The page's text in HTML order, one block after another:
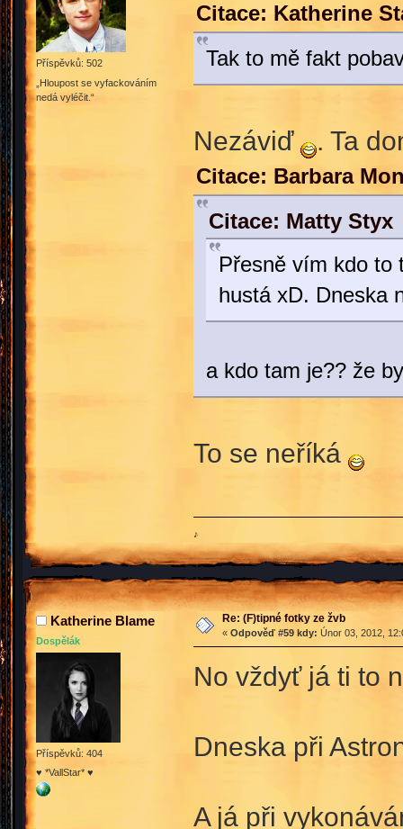
Příspěvků: 502
„Hloupost se vyfackováním
nedá vyléčit.“
Citace: Katherine
Tak to mě fakt
Nezáviď . Ta
Citace: Barbara
Citace: Matty Styx
Přesně vím kdo
hustá xD. Dneska
a kdo tam je?? že
To se neříká
♪
Katherine Blame
Dospělák
Příspěvků: 404
♥ *VallStar* ♥
Re: (F)tipné fotky ze žvb
« Odpověď #59 kdy: Únor 03, 2012,
No vždyť já ti to
Dneska při
A já při